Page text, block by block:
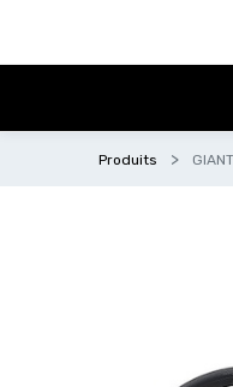
Produits